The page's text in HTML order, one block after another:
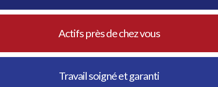
Actifs près de chez vous
Travail soigné et garanti